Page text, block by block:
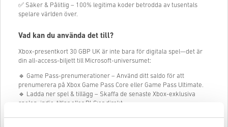
✅ Säker & Pålitlig – 100% legitima koder betrodda av tusentals
spelare världen över.
Vad kan du använda det till?
Xbox-presentkort 30 GBP UK är inte bara för digitala spel—det är
din all-access-biljett till Microsoft-universumet:
🔹 Game Pass-prenumerationer – Använd ditt saldo för att
prenumerera på Xbox Game Pass Core eller Game Pass Ultimate.
🔹 Ladda ner spel & tillägg – Skaffa de senaste Xbox-exklusiva
spelen, indie-titlar eller DLC:er direkt.